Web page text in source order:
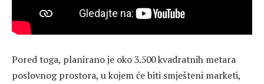
Pored toga, planirano je oko 3.500 kvadratnih metara
poslovnog prostora, u kojem će biti smješteni marketi,